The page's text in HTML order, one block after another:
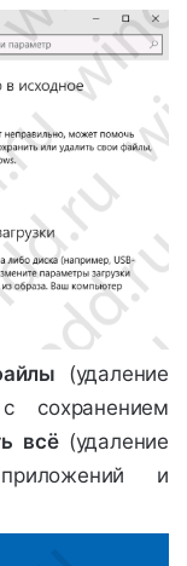
(удаление
сохранением
всё (удаление
и